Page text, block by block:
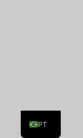
PT